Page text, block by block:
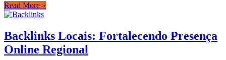
Read More »
Backlinks Locais: Fortalecendo Presença
Online Regional